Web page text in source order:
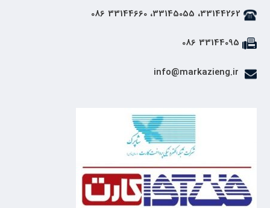
33144262، 33145055، 33144660 086
33144095 086